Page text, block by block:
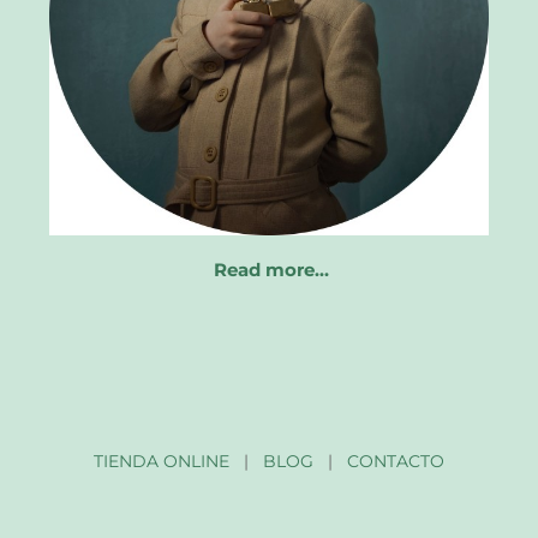
Read more…
TIENDA ONLINE| BLOG | CONTACTO